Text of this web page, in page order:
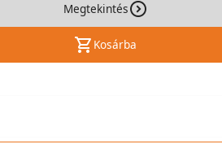
Megtekintés
Kosárba